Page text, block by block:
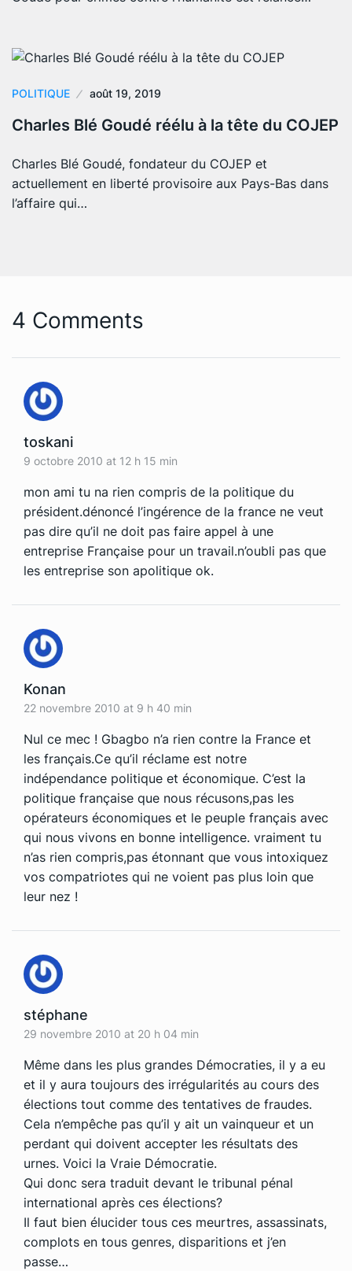
POLITIQUE août 19, 2019
Charles Blé Goudé réélu à la tête du COJEP
Charles Blé Goudé, fondateur du COJEP et
actuellement en liberté provisoire aux Pays-Bas dans
l’affaire qui…
4 Comments
toskani
9 octobre 2010 at 12 h 15 min
mon ami tu na rien compris de la politique du
président.dénoncé l’ingérence de la france ne veut
pas dire qu’il ne doit pas faire appel à une
entreprise Française pour un travail.n’oubli pas que
les entreprise son apolitique ok.
Konan
22 novembre 2010 at 9 h 40 min
Nul ce mec ! Gbagbo n’a rien contre la France et
les français.Ce qu’il réclame est notre
indépendance politique et économique. C’est la
politique française que nous récusons,pas les
opérateurs économiques et le peuple français avec
qui nous vivons en bonne intelligence. vraiment tu
n’as rien compris,pas étonnant que vous intoxiquez
vos compatriotes qui ne voient pas plus loin que
leur nez !
stéphane
29 novembre 2010 at 20 h 04 min
Même dans les plus grandes Démocraties, il y a eu
et il y aura toujours des irrégularités au cours des
élections tout comme des tentatives de fraudes.
Cela n’empêche pas qu’il y ait un vainqueur et un
perdant qui doivent accepter les résultats des
urnes. Voici la Vraie Démocratie.
Qui donc sera traduit devant le tribunal pénal
international après ces élections?
Il faut bien élucider tous ces meurtres, assassinats,
complots en tous genres, disparitions et j’en
passe…